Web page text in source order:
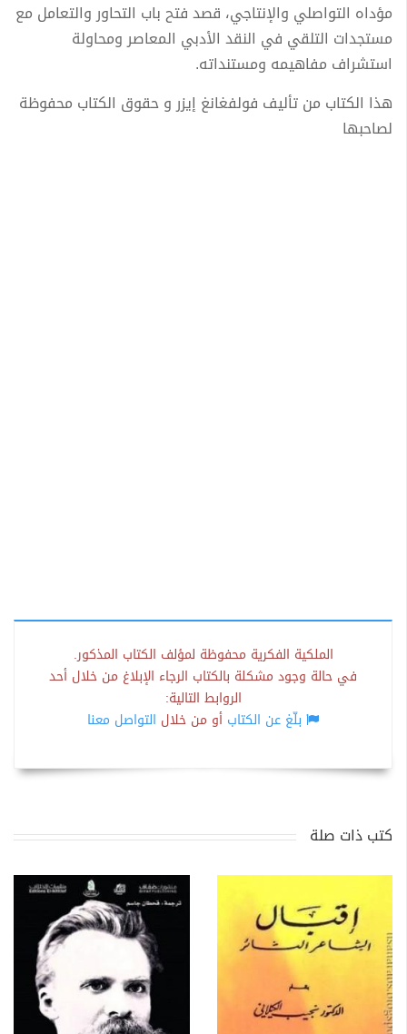
مؤداه التواصلي والإنتاجي، قصد فتح باب التحاور والتعامل مع
مستجدات التلقي في النقد الأدبي المعاصر ومحاولة
استشراف مفاھیمه ومستنداته.
هذا الكتاب من تأليف فولفغانغ إيزر و حقوق الكتاب محفوظة
لصاحبها
الملكية الفكرية محفوظة لمؤلف الكتاب المذكور.
في حالة وجود مشكلة بالكتاب الرجاء الإبلاغ من خلال أحد
الروابط التالية:
بلّغ عن الكتاب أو من خلال التواصل معنا
كتب ذات صلة